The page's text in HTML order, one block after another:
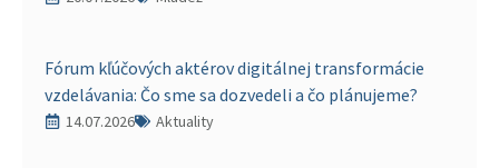
Fórum kľúčových aktérov digitálnej transformácie
vzdelávania: Čo sme sa dozvedeli a čo plánujeme?
14.07.2026 Aktuality